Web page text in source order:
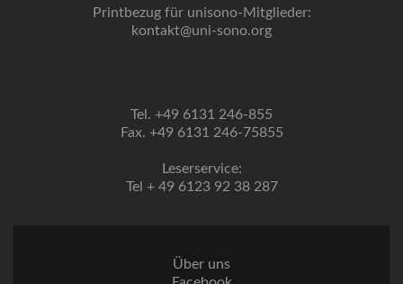
Printbezug für unisono-Mitglieder:
kontakt@uni-sono.org
Tel. +49 6131 246-855
Fax. +49 6131 246-75855
Leserservice:
Tel + 49 6123 92 38 287
Über uns